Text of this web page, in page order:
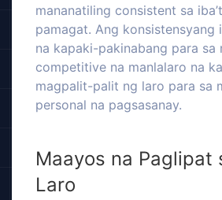
mananatiling consistent sa
pamagat. Ang
na kapaki-pakinabang para sa
competitive na manlalaro na
magpalit-palit ng laro para sa
personal na pagsasanay.
Maayos na Paglipat
Laro